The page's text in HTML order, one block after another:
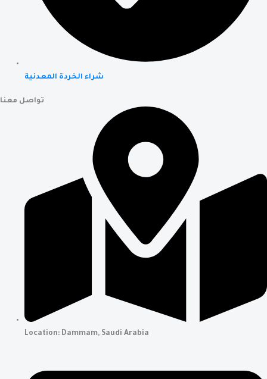
شراء الخردة المعدنية
تواصل معنا
Location: Dammam, Saudi Arabia